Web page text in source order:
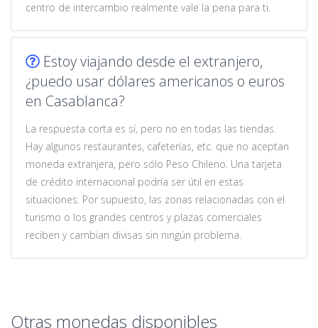
centro de intercambio realmente vale la pena para ti.
Estoy viajando desde el extranjero,
¿puedo usar dólares americanos o euros
en Casablanca?
La respuesta corta es sí, pero no en todas las tiendas.
Hay algunos restaurantes, cafeterías, etc. que no aceptan
moneda extranjera, pero sólo Peso Chileno. Una tarjeta
de crédito internacional podría ser útil en estas
situaciones. Por supuesto, las zonas relacionadas con el
turismo o los grandes centros y plazas comerciales
reciben y cambian divisas sin ningún problema.
Otras monedas disponibles